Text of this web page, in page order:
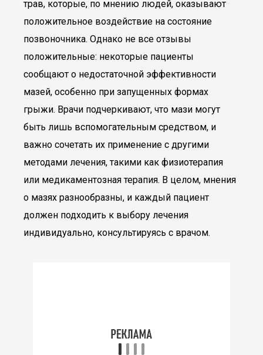
трав, которые, по мнению людей, оказывают
положительное воздействие на состояние
позвоночника. Однако не все отзывы
положительные: некоторые пациенты
сообщают о недостаточной эффективности
мазей, особенно при запущенных формах
грыжи. Врачи подчеркивают, что мази могут
быть лишь вспомогательным средством, и
важно сочетать их применение с другими
методами лечения, такими как физиотерапия
или медикаментозная терапия. В целом, мнения
о мазях разнообразны, и каждый пациент
должен подходить к выбору лечения
индивидуально, консультируясь с врачом.